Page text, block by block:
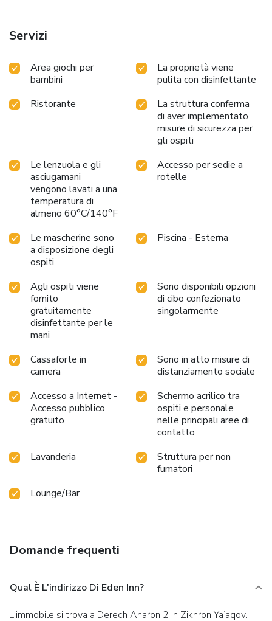
Servizi
Area giochi per
bambini
La proprietà viene
pulita con disinfettante
Ristorante
La struttura conferma
di aver implementato
misure di sicurezza per
gli ospiti
Le lenzuola e gli
asciugamani
vengono lavati a una
temperatura di
almeno 60°C/140°F
Accesso per sedie a
rotelle
Le mascherine sono
a disposizione degli
ospiti
Piscina - Esterna
Agli ospiti viene
fornito
gratuitamente
disinfettante per le
mani
Sono disponibili opzioni
di cibo confezionato
singolarmente
Cassaforte in
camera
Sono in atto misure di
distanziamento sociale
Accesso a Internet -
Accesso pubblico
gratuito
Schermo acrilico tra
ospiti e personale
nelle principali aree di
contatto
Lavanderia
Struttura per non
fumatori
Lounge/Bar
Domande frequenti
Qual È L'indirizzo Di Eden Inn?
L'immobile si trova a Derech Aharon 2 in Zikhron Ya‘aqov.